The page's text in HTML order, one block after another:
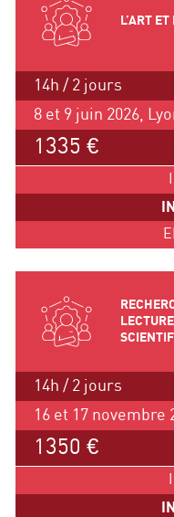
L’ART
14h / 2 jours
8 et 9 juin 2026,
1335 €
14h / 2 jours
16 et 17 novembre
1350 €